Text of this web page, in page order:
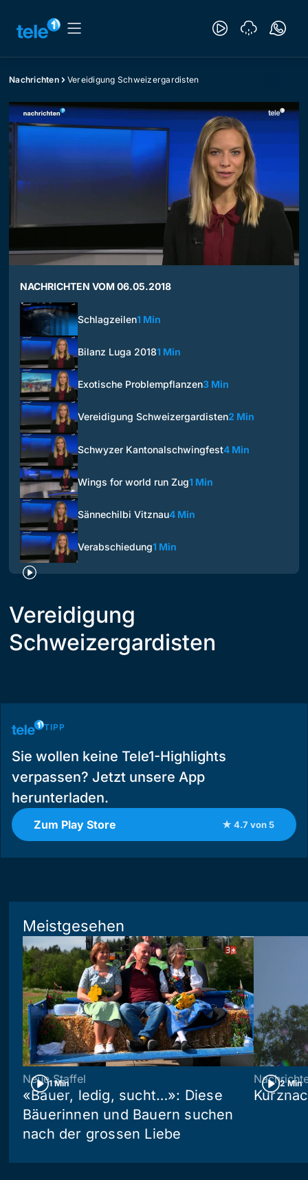
Nachrichten Vereidigung Schweizergardisten
NACHRICHTEN VOM 06.05.2018
Schlagzeilen1 Min
Bilanz Luga 20181 Min
Exotische Problempflanzen3 Min
Vereidigung Schweizergardisten2 Min
Schwyzer Kantonalschwingfest4 Min
Wings for world run Zug1 Min
Sännechilbi Vitznau4 Min
Verabschiedung1 Min
Vereidigung
Schweizergardisten
TIPP
Sie wollen keine Tele1-Highlights
verpassen? Jetzt unsere App
herunterladen.
Zum Play Store ★ 4.7 von 5
Meistgesehen
1 Min
Neue Staffel
«Bauer, ledig, sucht…»: Diese
Bäuerinnen und Bauern suchen
nach der grossen Liebe
2 Min